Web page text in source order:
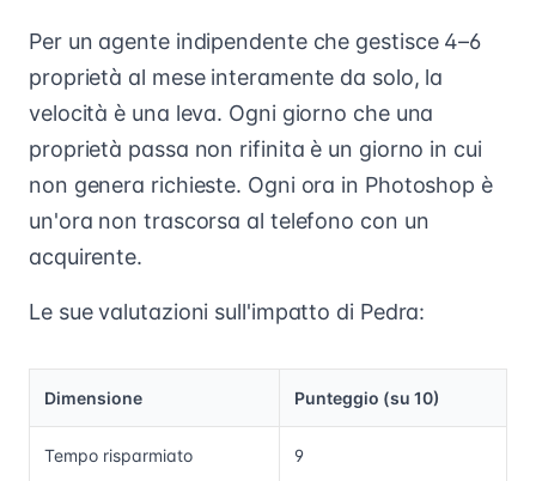
Per un agente indipendente che gestisce 4–6
proprietà al mese interamente da solo, la
velocità è una leva. Ogni giorno che una
proprietà passa non rifinita è un giorno in cui
non genera richieste. Ogni ora in Photoshop è
un'ora non trascorsa al telefono con un
acquirente.
Le sue valutazioni sull'impatto di Pedra:
Dimensione Punteggio (su 10)
Tempo risparmiato 9